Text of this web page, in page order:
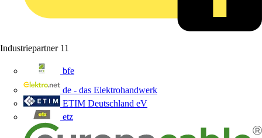
Industriepartner 11
bfe
de - das Elektrohandwerk
ETIM Deutschland eV
etz